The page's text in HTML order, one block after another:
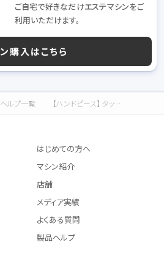
ご自宅で好きなだけエステマシンをご
利用いただけます。
購入はこちら
ルプ一覧 【ハンドピース】 タッチパネルのハンドピースボタンが押せない / ハンドピースが使えない / ハンドピースのLED が光らない / 各モードが動作されません
はじめての方へ
マシン紹介
店舗
メディア実績
よくある質問
製品ヘルプ